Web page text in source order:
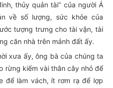
thủy quản tài” của người Á
về số lượng, sức khỏe của
tượng trưng cho tài vận, tài
căn nhà trên mảnh đất ấy.
xưa ấy, ông bà của chúng ta
rừng kiếm vài thân cây nhỏ để
để làm vách, ít rơm rạ để lợp